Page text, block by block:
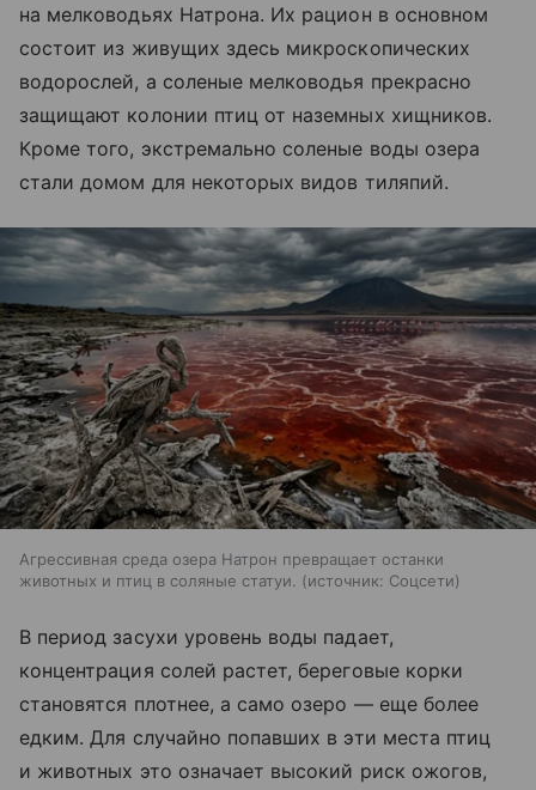
на мелководьях Натрона. Их рацион в основном
состоит из живущих здесь микроскопических
водорослей, а соленые мелководья прекрасно
защищают колонии птиц от наземных хищников.
Кроме того, экстремально соленые воды озера
стали домом для некоторых видов тиляпий.
Агрессивная среда озера Натрон превращает останки
животных и птиц в соляные статуи.
источник: Соцсети
В период засухи уровень воды падает,
концентрация солей растет, береговые корки
становятся плотнее, а само озеро — еще более
едким. Для случайно попавших в эти места птиц
и животных это означает высокий риск ожогов,